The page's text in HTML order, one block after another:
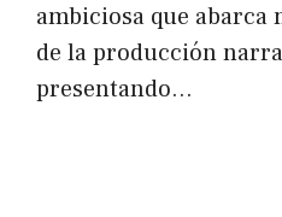
ambiciosa que abarca
de la producción
presentando…